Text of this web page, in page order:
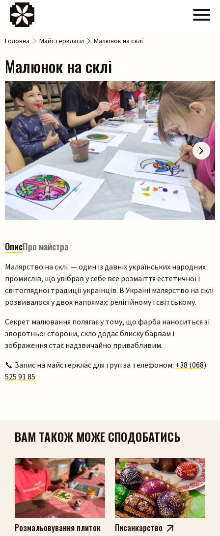
Шукати
Головна Майстеркласи Малюнок на склі
Малюнок на склі
ОписПро майстра
Малярство на склі — один із давніх українських народних
промислів, що увібрав у себе все розмаїття естетичної і
світоглядної традиції українців. В Україні малярство на склі
розвивалося у двох напрямах: релігійному і світському.
Секрет малювання полягає у тому, що фарба наноситься зі
зворотньої сторони, скло додає блиску барвам і
зображення стає надзвичайно привабливим.
📞 Запис на майстерклас для груп за телефоном: +38 (068)
525 91 85
ВАМ ТАКОЖ МОЖЕ СПОДОБАТИСЬ
Розмальовування плиток Писанкарство